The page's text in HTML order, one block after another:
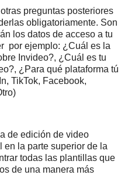
preguntas posteriores
obligatoriamente. Son
los datos de acceso a tu
por ejemplo: ¿Cuál es la
Invideo?, ¿Cuál es tu
¿Para qué plataforma tú
TikTok, Facebook,
de edición de video
en la parte superior de la
todas las plantillas que
de una manera más